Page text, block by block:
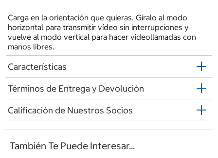
Carga en la orientación que quieras. Gíralo al modo
horizontal para transmitir vídeo sin interrupciones y
vuelve al modo vertical para hacer videollamadas con
manos libres.
Características
Términos de Entrega y Devolución
Calificación de Nuestros Socios
También Te Puede Interesar...